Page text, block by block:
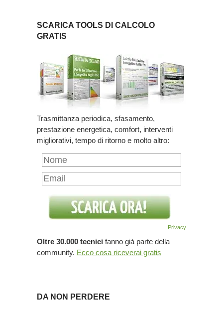
SCARICA TOOLS DI CALCOLO
GRATIS
Trasmittanza periodica, sfasamento,
prestazione energetica, comfort, interventi
migliorativi, tempo di ritorno e molto altro:
Privacy
Oltre 30.000 tecnici fanno già parte della
community. Ecco cosa riceverai gratis
DA NON PERDERE